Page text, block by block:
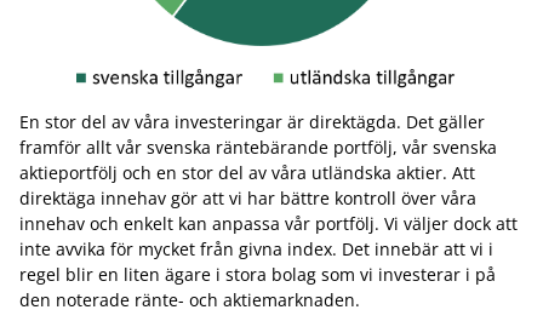
En stor del av våra investeringar är direktägda. Det gäller
framför allt vår svenska räntebärande portfölj, vår svenska
aktieportfölj och en stor del av våra utländska aktier. Att
direktäga innehav gör att vi har bättre kontroll över våra
innehav och enkelt kan anpassa vår portfölj. Vi väljer dock att
inte avvika för mycket från givna index. Det innebär att vi i
regel blir en liten ägare i stora bolag som vi investerar i på
den noterade ränte- och aktiemarknaden.